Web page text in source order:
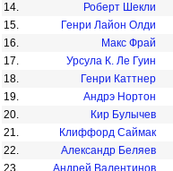
14.
Роберт Шекли
15.
Генри Лайон Олди
16.
Макс Фрай
17.
Урсула К. Ле Гуин
18.
Генри Каттнер
19.
Андрэ Нортон
20.
Кир Булычев
21.
Клиффорд Саймак
22.
Александр Беляев
23.
Андрей Валентинов